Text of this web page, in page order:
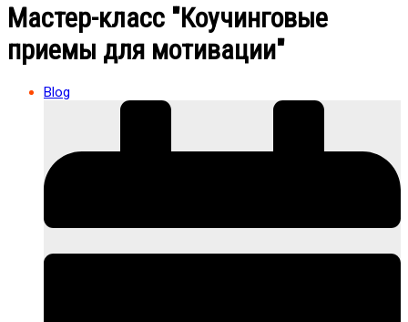
Мастер-класс "Коучинговые
приемы для мотивации"
Blog